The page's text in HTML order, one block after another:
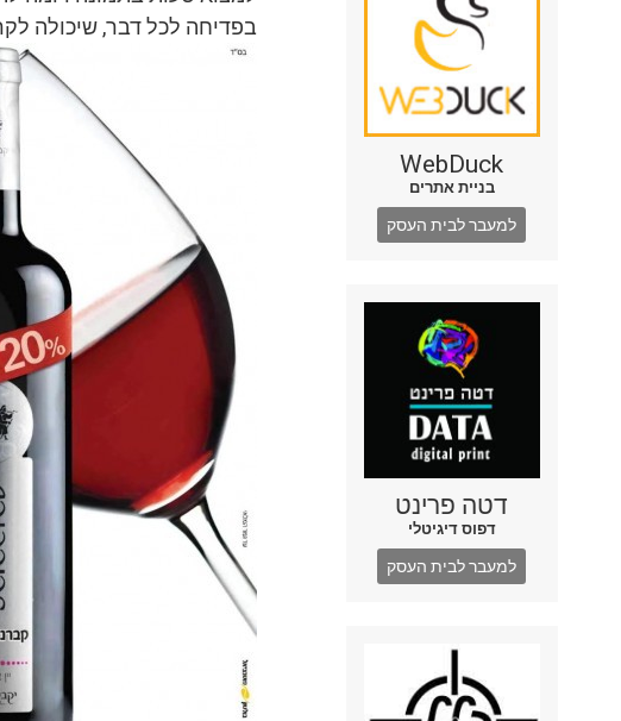
WebDuck
בניית אתרים
למעבר לבית העסק
דטה פרינט
דפוס דיגיטלי
למעבר לבית העסק
בפדיחה לכל דבר, שיכולה